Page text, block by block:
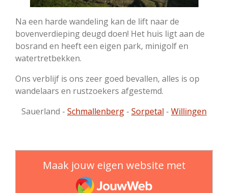
Na een harde wandeling kan de lift naar de
bovenverdieping deugd doen! Het huis ligt aan de
bosrand en heeft een eigen park, minigolf en
watertretbekken.
Ons verblijf is ons zeer goed bevallen, alles is op
wandelaars en rustzoekers afgestemd.
Sauerland - Schmallenberg - Sorpetal - Willingen
Maak jouw eigen website met
JouwWeb